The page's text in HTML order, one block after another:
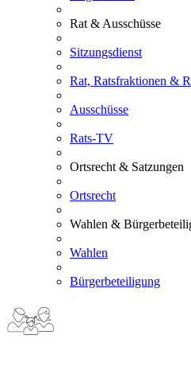
Rat & Ausschüsse
Sitzungsdienst
Rat, Ratsfraktionen &
Ausschüsse
Rats-TV
Ortsrecht & Satzungen
Ortsrecht
Wahlen &
Wahlen
Bürgerbeteiligung